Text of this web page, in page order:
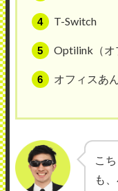
T-Switch
Optilink（オ
オフィスあ
こ
も